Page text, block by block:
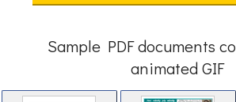
Sample PDF documents
animated GIF